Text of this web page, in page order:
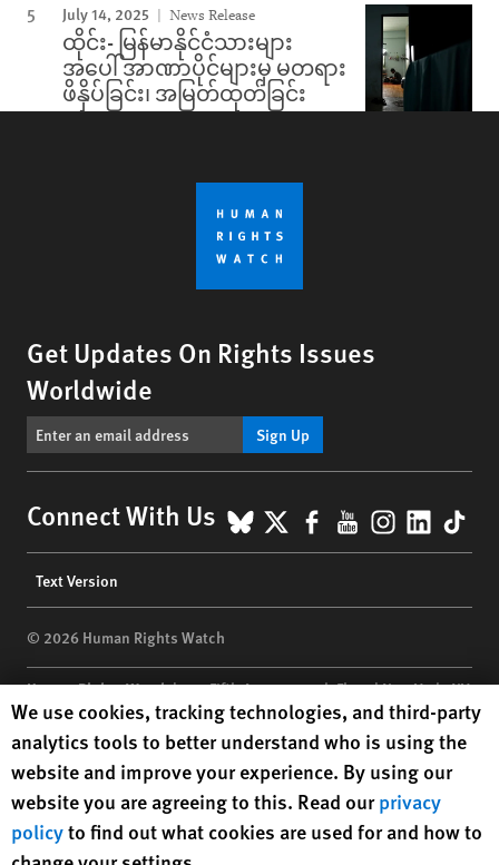
July 14, 2025 News Release
ထိုင်း- မြန်မာနိုင်ငံသားများ
အပေါ် အာဏာပိုင်များမှ မတရား
ဖိနှိပ်ခြင်း၊ အမြတ်ထုတ်ခြင်း
Get Updates On Rights Issues
Worldwide
Sign Up
Connect With Us BlueSky
X Facebook
YouTube
menu
Text Version
© 2026 Human Rights Watch
Human Rights Watch| 350 Fifth Avenue, 34th Floor | New York,NY
10118-3299USA|t 1.212.290.4700
Human Rights Watchis a 501(C)(3) nonprofit registered in the US
under EIN: 13-2875808
Human Rights Watch cookie preferences
We use cookies, tracking technologies, and third-party
analytics tools to better understand who is using the
website and improve your experience. By using our
website you are agreeing to this. Read ourprivacy
policyto find out what cookies are used for and how to